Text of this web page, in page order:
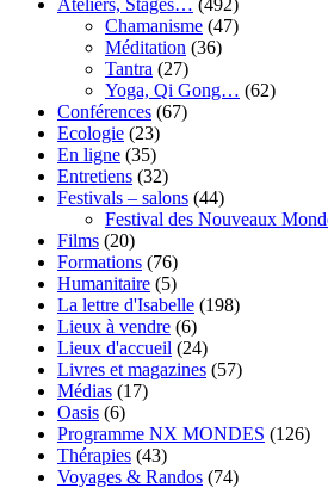
Ateliers, Stages… (492)
Chamanisme (47)
Méditation (36)
Tantra (27)
Yoga, Qi Gong… (62)
Conférences (67)
Ecologie (23)
En ligne (35)
Entretiens (32)
Festivals – salons (44)
Festival des Nouveaux
Films (20)
Formations (76)
Humanitaire (5)
La lettre d'Isabelle (198)
Lieux à vendre (6)
Lieux d'accueil (24)
Livres et magazines (57)
Médias (17)
Oasis (6)
Programme NX MONDES (126)
Thérapies (43)
Voyages & Randos (74)